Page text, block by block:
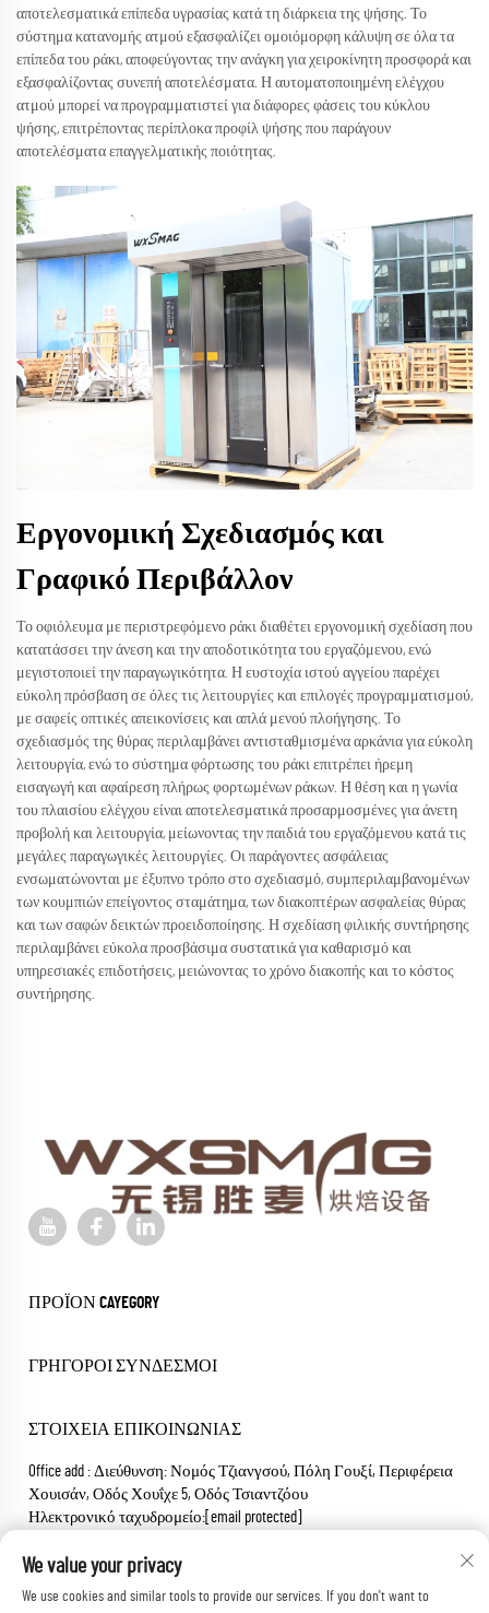
αποτελεσματικά επίπεδα υγρασίας κατά τη διάρκεια της ψήσης. Το
σύστημα κατανομής ατμού εξασφαλίζει ομοιόμορφη κάλυψη σε όλα τα
επίπεδα του ράκι, αποφεύγοντας την ανάγκη για χειροκίνητη προσφορά και
εξασφαλίζοντας συνεπή αποτελέσματα. Η αυτοματοποιημένη ελέγχου
ατμού μπορεί να προγραμματιστεί για διάφορες φάσεις του κύκλου
ψήσης, επιτρέποντας περίπλοκα προφίλ ψήσης που παράγουν
αποτελέσματα επαγγελματικής ποιότητας.
Εργονομική Σχεδιασμός και
Γραφικό Περιβάλλον
Το οφιόλευμα με περιστρεφόμενο ράκι διαθέτει εργονομική σχεδίαση που
κατατάσσει την άνεση και την αποδοτικότητα του εργαζόμενου, ενώ
μεγιστοποιεί την παραγωγικότητα. Η ευστοχία ιστού αγγείου παρέχει
εύκολη πρόσβαση σε όλες τις λειτουργίες και επιλογές προγραμματισμού,
με σαφείς οπτικές απεικονίσεις και απλά μενού πλοήγησης. Το
σχεδιασμός της θύρας περιλαμβάνει αντισταθμισμένα αρκάνια για εύκολη
λειτουργία, ενώ το σύστημα φόρτωσης του ράκι επιτρέπει ήρεμη
εισαγωγή και αφαίρεση πλήρως φορτωμένων ράκων. Η θέση και η γωνία
του πλαισίου ελέγχου είναι αποτελεσματικά προσαρμοσμένες για άνετη
προβολή και λειτουργία, μείωνοντας την παιδιά του εργαζόμενου κατά τις
μεγάλες παραγωγικές λειτουργίες. Οι παράγοντες ασφάλειας
ενσωματώνονται με έξυπνο τρόπο στο σχεδιασμό, συμπεριλαμβανομένων
των κουμπιών επείγοντος σταμάτημα, των διακοπτέρων ασφαλείας θύρας
και των σαφών δεικτών προειδοποίησης. Η σχεδίαση φιλικής συντήρησης
περιλαμβάνει εύκολα προσβάσιμα συστατικά για καθαρισμό και
υπηρεσιακές επιδοτήσεις, μειώνοντας το χρόνο διακοπής και το κόστος
συντήρησης.
ΠΡΟΪΌΝ CAYEGORY
ΓΡΉΓΟΡΟΙ ΣΎΝΔΕΣΜΟΙ
ΣΤΟΙΧΕΊΑ ΕΠΙΚΟΙΝΩΝΊΑΣ
Office add : Διεύθυνση: Νομός Τζιανγσού, Πόλη Γουξί, Περιφέρεια
Χουισάν, Οδός Χουΐχε 5, Οδός Τσιαντζόου
Ηλεκτρονικό ταχυδρομείο: [email protected]
Πνευματικά Δικαιώματα Κατοχύρωσης © 2025 wuxi sheng mai
We value your privacy
We use cookies and similar tools to provide our services. If you don't want to